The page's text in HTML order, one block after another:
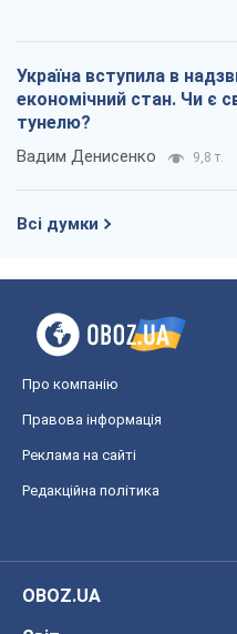
Україна вступила в
економічний стан. Чи є
тунелю?
Вадим Денисенко 9,8 т.
Всі думки
Про компанію
Правова інформація
Реклама на сайті
Редакційна політика
OBOZ.UA